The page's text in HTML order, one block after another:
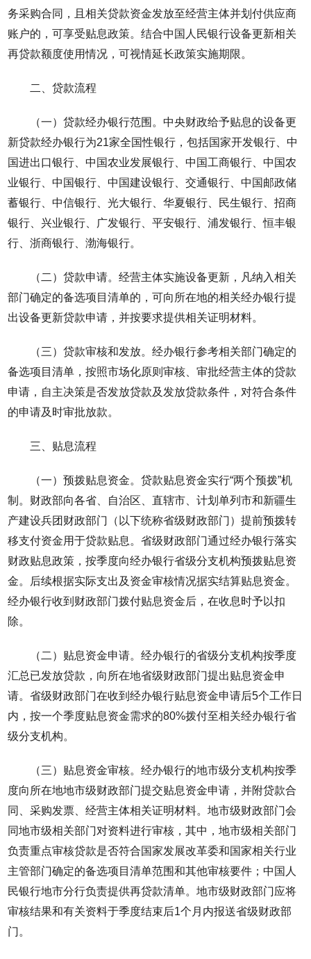
务采购合同，且相关贷款资金发放至经营主体并划付供应商
账户的，可享受贴息政策。结合中国人民银行设备更新相关
再贷款额度使用情况，可视情延长政策实施期限。
二、贷款流程
（一）贷款经办银行范围。中央财政给予贴息的设备更
新贷款经办银行为21家全国性银行，包括国家开发银行、中
国进出口银行、中国农业发展银行、中国工商银行、中国农
业银行、中国银行、中国建设银行、交通银行、中国邮政储
蓄银行、中信银行、光大银行、华夏银行、民生银行、招商
银行、兴业银行、广发银行、平安银行、浦发银行、恒丰银
行、浙商银行、渤海银行。
（二）贷款申请。经营主体实施设备更新，凡纳入相关
部门确定的备选项目清单的，可向所在地的相关经办银行提
出设备更新贷款申请，并按要求提供相关证明材料。
（三）贷款审核和发放。经办银行参考相关部门确定的
备选项目清单，按照市场化原则审核、审批经营主体的贷款
申请，自主决策是否发放贷款及发放贷款条件，对符合条件
的申请及时审批放款。
三、贴息流程
（一）预拨贴息资金。贷款贴息资金实行“两个预拨”机
制。财政部向各省、自治区、直辖市、计划单列市和新疆生
产建设兵团财政部门（以下统称省级财政部门）提前预拨转
移支付资金用于贷款贴息。省级财政部门通过经办银行落实
财政贴息政策，按季度向经办银行省级分支机构预拨贴息资
金。后续根据实际支出及资金审核情况据实结算贴息资金。
经办银行收到财政部门拨付贴息资金后，在收息时予以扣
除。
（二）贴息资金申请。经办银行的省级分支机构按季度
汇总已发放贷款，向所在地省级财政部门提出贴息资金申
请。省级财政部门在收到经办银行贴息资金申请后5个工作日
内，按一个季度贴息资金需求的80%拨付至相关经办银行省
级分支机构。
（三）贴息资金审核。经办银行的地市级分支机构按季
度向所在地地市级财政部门提交贴息资金申请，并附贷款合
同、采购发票、经营主体相关证明材料。地市级财政部门会
同地市级相关部门对资料进行审核，其中，地市级相关部门
负责重点审核贷款是否符合国家发展改革委和国家相关行业
主管部门确定的备选项目清单范围和其他审核要件；中国人
民银行地市分行负责提供再贷款清单。地市级财政部门应将
审核结果和有关资料于季度结束后1个月内报送省级财政部
门。